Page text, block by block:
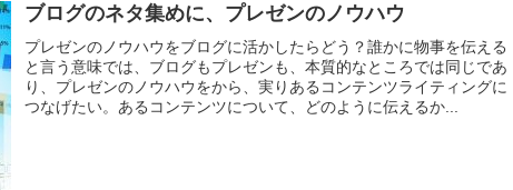
ブログのネタ集めに、プレゼンのノウハウ
プレゼンのノウハウをブログに活かしたらどう？誰かに物事を伝える
と言う意味では、ブログもプレゼンも、本質的なところでは同じであ
り、プレゼンのノウハウをから、実りあるコンテンツライティングに
つなげたい。あるコンテンツについて、どのように伝えるか...